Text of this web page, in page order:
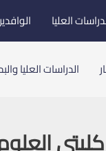
العليا
الدراسات العليا